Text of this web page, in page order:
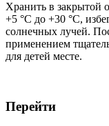
Хранить в закрытой
+5 °C до +30 °C,
солнечных лучей.
применением
для детей месте.
Перейти